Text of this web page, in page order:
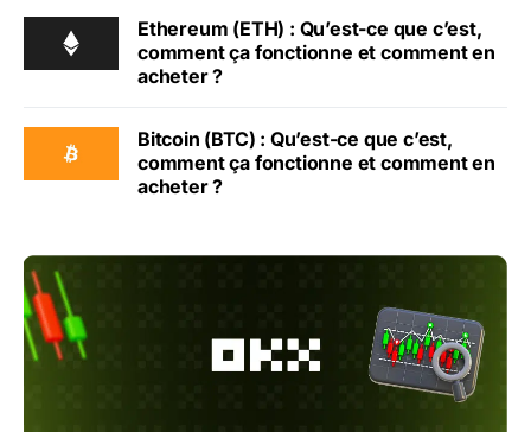
Ethereum (ETH) : Qu’est-ce que c’est,
comment ça fonctionne et comment en
acheter ?
Bitcoin (BTC) : Qu’est-ce que c’est,
comment ça fonctionne et comment en
acheter ?